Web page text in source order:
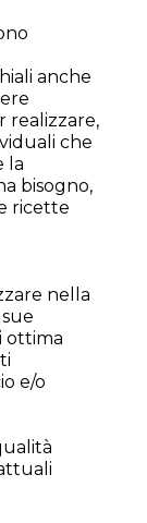
anche
realizzare,
che
la
bisogno,
ricette
nella
ottima
e/o